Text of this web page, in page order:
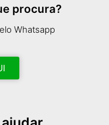
procura?
Whatsapp